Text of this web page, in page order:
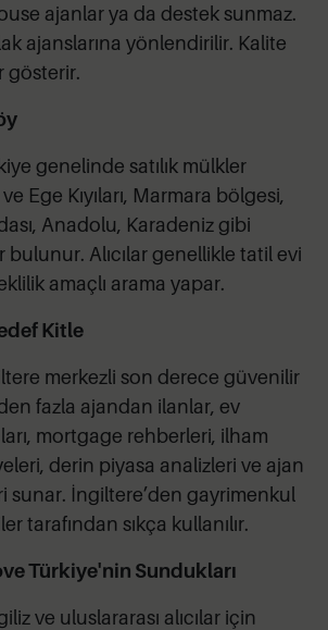
ajanlar ya da destek sunmaz.
ajanslarına yönlendirilir. Kalite
gösterir.
genelinde satılık mülkler
Ege Kıyıları, Marmara bölgesi,
Anadolu, Karadeniz gibi
bulunur. Alıcılar genellikle tatil evi
amaçlı arama yapar.
Kitle
merkezli son derece güvenilir
fazla ajandan ilanlar, ev
mortgage rehberleri, ilham
derin piyasa analizleri ve ajan
sunar. İngiltere’den gayrimenkul
tarafından sıkça kullanılır.
Türkiye'nin Sundukları
ve uluslararası alıcılar için